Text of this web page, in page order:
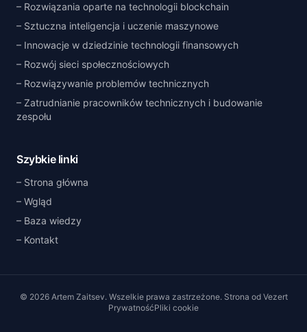
Rozwiązania oparte na technologii blockchain
Sztuczna inteligencja i uczenie maszynowe
Innowacje w dziedzinie technologii finansowych
Rozwój sieci społecznościowych
Rozwiązywanie problemów technicznych
Zatrudnianie pracowników technicznych i budowanie
zespołu
Szybkie linki
Strona główna
Wgląd
Baza wiedzy
Kontakt
© 2026 Artem Zaitsev. Wszelkie prawa zastrzeżone. Strona od Vezert
PrywatnośćPliki cookie